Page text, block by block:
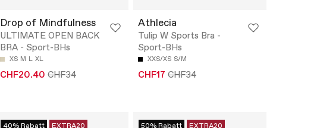
Drop of Mindfulness
ULTIMATE OPEN BACK
BRA - Sport-BHs
XS M L XL
CHF20.40 CHF34
Athlecia
Tulip W Sports Bra -
Sport-BHs
XXS/XS S/M
CHF17 CHF34